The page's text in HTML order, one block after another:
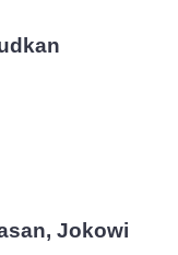
Jokowi